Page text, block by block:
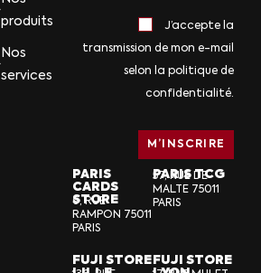
produits
Nos
services
J’accepte la
transmission de mon e-mail
selon la politique de
confidentialité.
PARIS
CARDS
STORE
6, RUE
RAMPON 75011
PARIS
PARIS TCG
57, RUE DE
MALTE 75011
PARIS
FUJI STORE FUJI STORE